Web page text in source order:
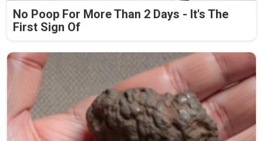
No Poop For More Than 2 Days - It's The
First Sign Of